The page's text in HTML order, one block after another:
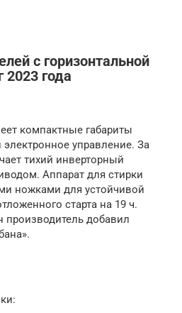
с горизонтальной
2023 года
компактные габариты
управление. За
тихий инверторный
Аппарат для стирки
ножками для устойчивой
старта на 19 ч.
производитель добавил